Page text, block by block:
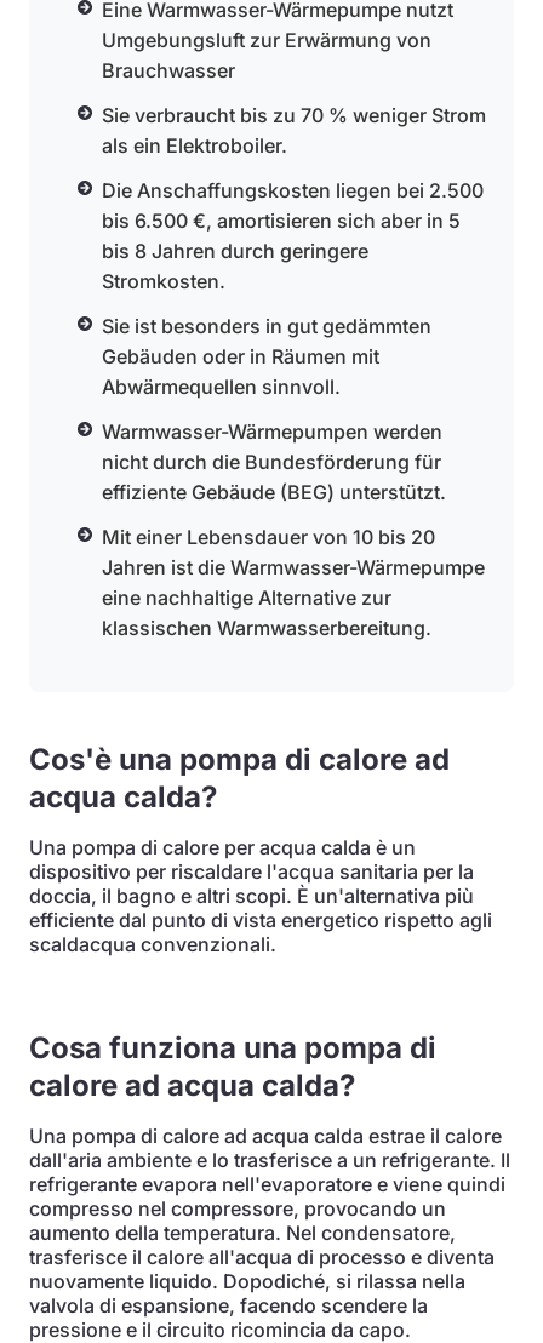
Eine Warmwasser-Wärmepumpe nutzt
Umgebungsluft zur Erwärmung von
Brauchwasser
Sie verbraucht bis zu 70 % weniger Strom
als ein Elektroboiler.
Die Anschaffungskosten liegen bei 2.500
bis 6.500 €, amortisieren sich aber in 5
bis 8 Jahren durch geringere
Stromkosten.
Sie ist besonders in gut gedämmten
Gebäuden oder in Räumen mit
Abwärmequellen sinnvoll.
Warmwasser-Wärmepumpen werden
nicht durch die Bundesförderung für
effiziente Gebäude (BEG) unterstützt.
Mit einer Lebensdauer von 10 bis 20
Jahren ist die Warmwasser-Wärmepumpe
eine nachhaltige Alternative zur
klassischen Warmwasserbereitung.
Cos'è una pompa di calore ad
acqua calda?
Una pompa di calore per acqua calda è un
dispositivo per riscaldare l'acqua sanitaria per la
doccia, il bagno e altri scopi. È un'alternativa più
efficiente dal punto di vista energetico rispetto agli
scaldacqua convenzionali.
Cosa funziona una pompa di
calore ad acqua calda?
Una pompa di calore ad acqua calda estrae il calore
dall'aria ambiente e lo trasferisce a un refrigerante. Il
refrigerante evapora nell'evaporatore e viene quindi
compresso nel compressore, provocando un
aumento della temperatura. Nel condensatore,
trasferisce il calore all'acqua di processo e diventa
nuovamente liquido. Dopodiché, si rilassa nella
valvola di espansione, facendo scendere la
pressione e il circuito ricomincia da capo.